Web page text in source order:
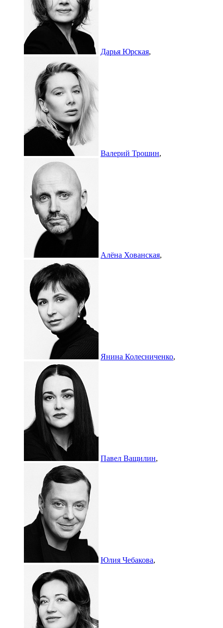
Дарья Юрская,
Валерий Трошин,
Алёна Хованская,
Янина Колесниченко,
Павел Ващилин,
Юлия Чебакова,